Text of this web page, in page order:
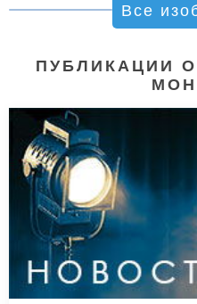
Все
ПУБЛИКАЦИИ